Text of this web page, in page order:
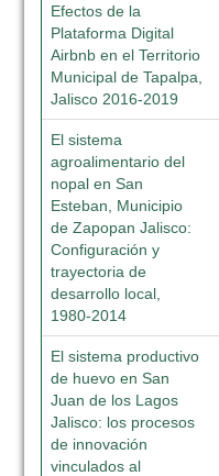
Efectos de la
Plataforma Digital
Airbnb en el Territorio
Municipal de Tapalpa,
Jalisco 2016-2019
El sistema
agroalimentario del
nopal en San
Esteban, Municipio
de Zapopan Jalisco:
Configuración y
trayectoria de
desarrollo local,
1980-2014
El sistema productivo
de huevo en San
Juan de los Lagos
Jalisco: los procesos
de innovación
vinculados al